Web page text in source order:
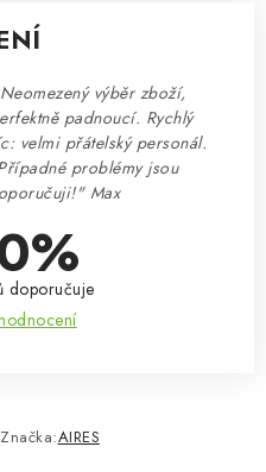
výběr zboží,
padnoucí. Rychlý
velmi přátelský personál.
problémy jsou
Max
doporučuje
Značka:AIRES